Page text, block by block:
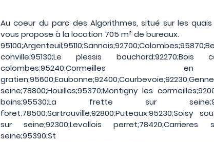
Au coeur du parc des Algorithmes, situé sur les quais
vous propose à la location 705 m² de bureaux.
conville;95130;Le plessis bouchard;92270;Bois
colombes;95240;Cormeilles
seine;78800;Houilles;95370;Montigny les
bains;95530;La frette sur
foret;78500;Sartrouville;92800;Puteaux;95230;Soisy
sur seine;92300;Levallois perret;78420;Carrieres
seine;95390;St